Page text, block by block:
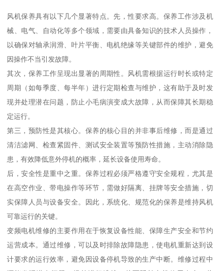
风机保养具有以下几个显著特点。先，性要求高。保养工作涉及机
械、电气、自动化等多个领域，需要由具备知识的技术人员操作，
以确保对轴承润滑、叶片平衡、电机绝缘等关键部件的维护，避免
因操作不当引发故障。
其次，保养工作呈现出显著的周期性。风机需根据运行时长或特定
周期（如每季度、每半年）进行定期检查与维护，这有助于及时发
现并处理潜在问题，防止小毛病演变成大故障，从而保障其长期稳
定运行。
第三，预防性是其核心。保养的核心目的并非事后维修，而是通过
清洁滤网、检查紧固件、测试安全装置等预防性措施，主动消除隐
患，有效降低意外停机的概率，延长设备使用寿命。
后，安全性是重中之重。保养过程必须严格遵守安全规程，尤其是
在高空作业、带电操作等环节，需做好隔离、挂牌等安全措施，切
实保障人员与设备安全。因此，系统化、规范化的保养是维持风机
可靠运行的关键。
变频电机维修的主要作用在于恢复设备性能、保障生产安全和节约
运营成本。通过维修，可以及时排除故障隐患，使电机重新达到设
计要求的运行效率，避免因设备停机导致的生产中断。维修过程中